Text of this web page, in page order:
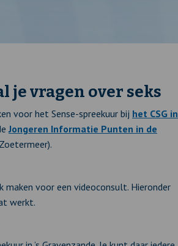
je vragen over seks
voor het Sense-spreekuur bij het CSG in
Jongeren Informatie Punten in de
maken voor een videoconsult. Hieronder
werkt.